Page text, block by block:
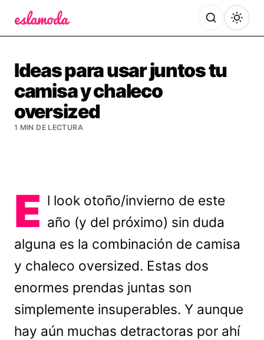
Ideas para usar juntos tu
camisa y chaleco
oversized
1 MIN DE LECTURA
E l look otoño/invierno de este
año (y del próximo) sin duda
alguna es la combinación de camisa
y chaleco oversized. Estas dos
enormes prendas juntas son
simplemente insuperables. Y aunque
hay aún muchas detractoras por ahí